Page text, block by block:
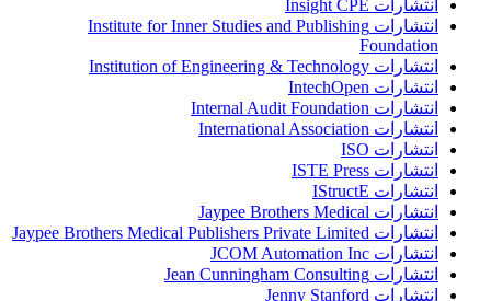
انتشارات Insight CPE
انتشارات Institute for Inner Studies and Publishing
Foundation
انتشارات Institution of Engineering & Technology
انتشارات IntechOpen
انتشارات Internal Audit Foundation
انتشارات International Association
انتشارات ISO
انتشارات ISTE Press
انتشارات IStructE
انتشارات Jaypee Brothers Medical
انتشارات Jaypee Brothers Medical Publishers Private Limited
انتشارات JCOM Automation Inc
انتشارات Jean Cunningham Consulting
انتشارات Jenny Stanford